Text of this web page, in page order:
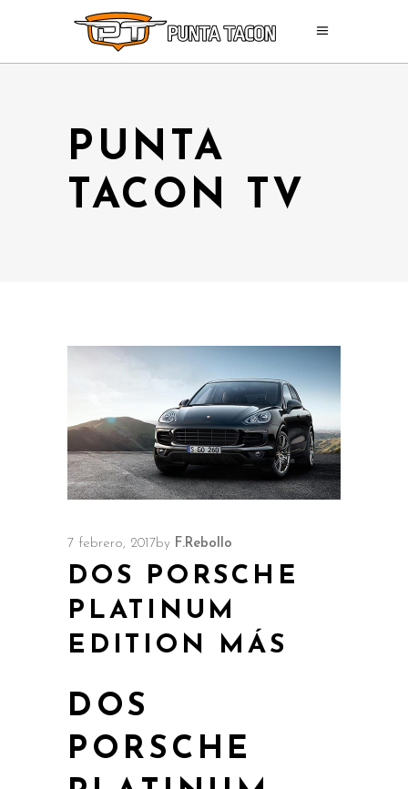
PUNTA
TACON TV
7 febrero, 2017 by F.Rebollo
DOS PORSCHE
PLATINUM
EDITION MÁS
DOS
PORSCHE